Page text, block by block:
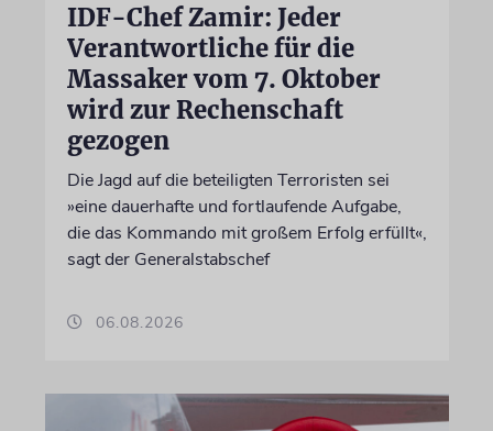
IDF-Chef Zamir: Jeder
Verantwortliche für die
Massaker vom 7. Oktober
wird zur Rechenschaft
gezogen
Die Jagd auf die beteiligten Terroristen sei
»eine dauerhafte und fortlaufende Aufgabe,
die das Kommando mit großem Erfolg erfüllt«,
sagt der Generalstabschef
06.08.2026